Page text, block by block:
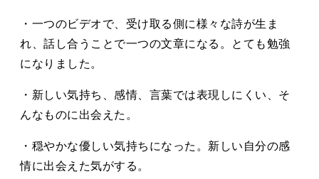
・一つのビデオで、受け取る側に様々な詩が生ま
れ、話し合うことで一つの文章になる。とても勉強
になりました。
・新しい気持ち、感情、言葉では表現しにくい、そ
んなものに出会えた。
・穏やかな優しい気持ちになった。新しい自分の感
情に出会えた気がする。